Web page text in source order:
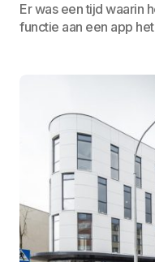
Er was een tijd waarin
functie aan een app